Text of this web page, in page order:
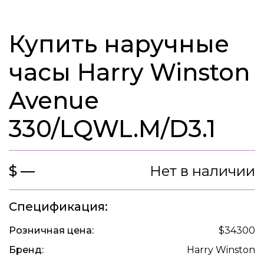
Купить наручные
часы Harry Winston
Avenue
330/LQWL.M/D3.1
$ — Нет в наличии
Спецификация:
Розничная цена:
$34300
Бренд:
Harry Winston